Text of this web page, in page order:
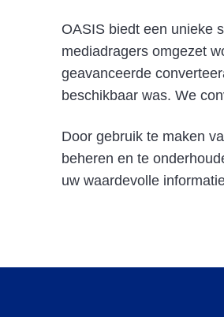
OASIS biedt een unieke
mediadragers omgezet
geavanceerde
beschikbaar was. We
Door gebruik te maken
beheren en te
uw waardevolle